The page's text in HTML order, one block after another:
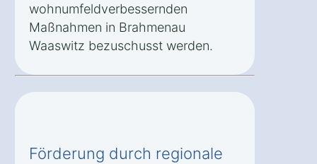
wohnumfeldverbessernden
Maßnahmen in Brahmenau
Waaswitz bezuschusst werden.
Förderung durch regionale